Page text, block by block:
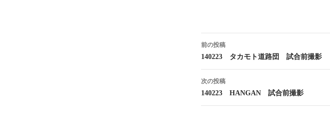
投
稿
ナ
ビ
前の投稿
140223 タカモト道路団 試合前撮影
次の投稿
140223 HANGAN 試合前撮影